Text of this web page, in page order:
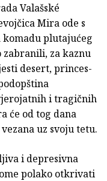
Valašské
Mira ode s
plutajućeg
za kaznu
desert, princes-
i tragičnih
će od tog dana
uz svoju tetu.
i depresivna
polako otkrivati